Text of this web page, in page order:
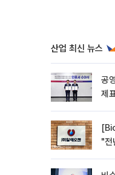
산업 최신 뉴스
공
제
"